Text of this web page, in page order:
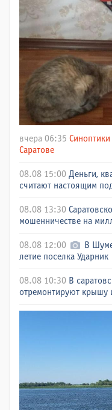
вчера 06:35
Саратове
08.08 15:00 Деньги,
считают настоящим
08.08 13:30
мошенничестве на
08.08 12:00
В
летие поселка Ударник
08.08 10:30 В
отремонтируют крышу